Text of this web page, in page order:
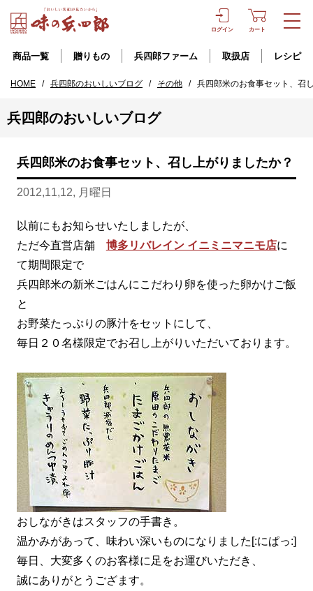
ログイン カート
商品一覧 贈りもの 兵四郎ファーム 取扱店 レシピ
HOME / 兵四郎のおいしいブログ / その他 / 兵四郎米のお食事セット、召
兵四郎のおいしいブログ
兵四郎米のお食事セット、召し上がりましたか？
2012,11,12, 月曜日
以前にもお知らせいたしましたが、
ただ今直営店舗 博多リバレイン イニミニマニモ店に
て期間限定で
兵四郎米の新米ごはんにこだわり卵を使った卵かけご飯
と
お野菜たっぷりの豚汁をセットにして、
毎日２０名様限定でお召し上がりいただいております。
おしながきはスタッフの手書き。
温かみがあって、味わい深いものになりました[:にぱっ:]
毎日、大変多くのお客様に足をお運びいただき、
誠にありがとうござます。